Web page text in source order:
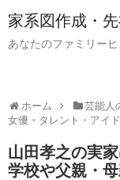
家系図作成・
あなたのファミリー
ホーム 芸能人
女優・タレント・アイ
山田孝之の実
学校や父親・